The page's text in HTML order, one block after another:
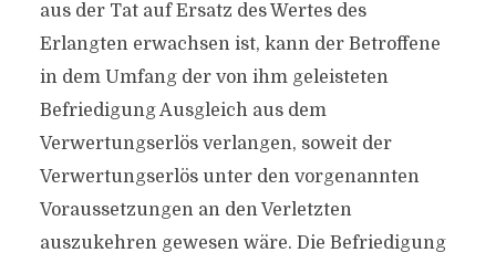
aus der Tat auf Ersatz des Wertes des
Erlangten erwachsen ist, kann der Betroffene
in dem Umfang der von ihm geleisteten
Befriedigung Ausgleich aus dem
Verwertungserlös verlangen, soweit der
Verwertungserlös unter den vorgenannten
Voraussetzungen an den Verletzten
auszukehren gewesen wäre. Die Befriedigung